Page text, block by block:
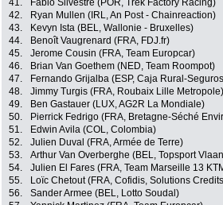
41.
Fabio Silvestre (POR, Trek Factory Racing)
42.
Ryan Mullen (IRL, An Post - Chainreaction)
43.
Kevyn Ista (BEL, Wallonie - Bruxelles)
44.
Benoît Vaugrenard (FRA, FDJ.fr)
45.
Jerome Cousin (FRA, Team Europcar)
46.
Brian Van Goethem (NED, Team Roompot)
47.
Fernando Grijalba (ESP, Caja Rural-
48.
Jimmy Turgis (FRA, Roubaix Lille Metropole)
49.
Ben Gastauer (LUX, AG2R La Mondiale)
50.
Pierrick Fedrigo (FRA, Bretagne-Séché
51.
Edwin Avila (COL, Colombia)
52.
Julien Duval (FRA, Armée de Terre)
53.
Arthur Van Overberghe (BEL, Topsport
54.
Julien El Fares (FRA, Team Marseille 13
55.
Loïc Chetout (FRA, Cofidis, Solutions
56.
Sander Armee (BEL, Lotto Soudal)